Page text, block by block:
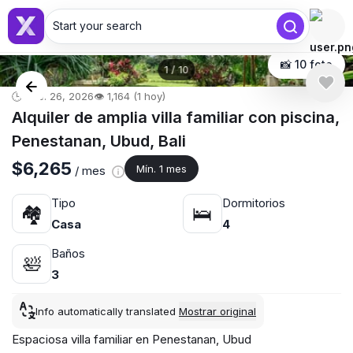
Start your search
1/10 📸 10 foto
🕒 ene. 26, 2026👁️ 1,164 (1 hoy)
Alquiler de amplia villa familiar con piscina,
Penestanan, Ubud, Bali
$6,265 / mes Mín. 1 mes
🏘
Tipo
Casa
🛌
Dormitorios
4
🛀
Baños
3
Info automatically translated Mostrar original
Espaciosa villa familiar en Penestanan, Ubud